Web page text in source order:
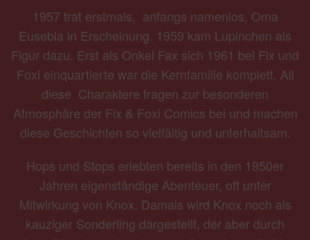
1957 trat erstmals, anfangs namenlos, Oma
Eusebia in Erscheinung. 1959 kam Lupinchen als
Figur dazu. Erst als Onkel Fax sich 1961 bei Fix und
Foxi einquartierte war die Kernfamilie komplett. All
diese Charaktere tragen zur besonderen
Atmosphäre der Fix & Foxi Comics bei und machen
diese Geschichten so vielfältig und unterhaltsam.
Hops und Stops erlebten bereits in den 1950er
Jahren eigenständige Abenteuer, oft unter
Mitwirkung von Knox. Damals wird Knox noch als
kauziger Sonderling dargestellt, der aber durch